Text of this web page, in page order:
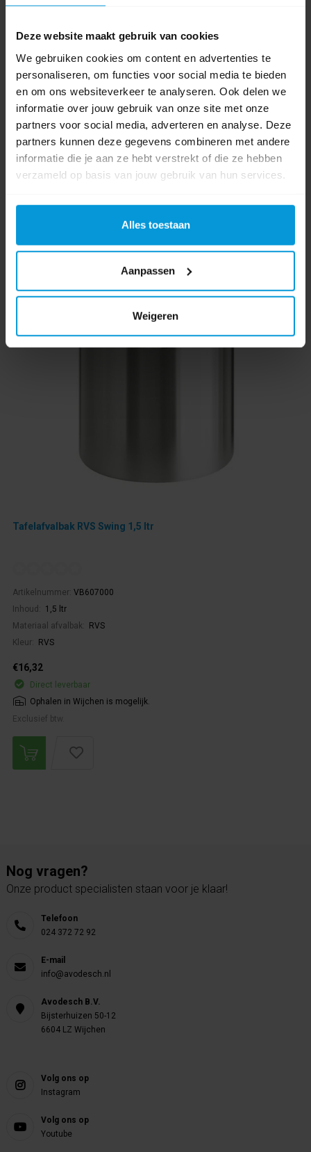
Deze website maakt gebruik van cookies
We gebruiken cookies om content en advertenties te
personaliseren, om functies voor social media te bieden
en om ons websiteverkeer te analyseren. Ook delen we
informatie over jouw gebruik van onze site met onze
partners voor social media, adverteren en analyse. Deze
partners kunnen deze gegevens combineren met andere
informatie die je aan ze hebt verstrekt of die ze hebben
verzameld op basis van jouw gebruik van hun services.
Alles toestaan
Aanpassen
Weigeren
Inhoud: 1,5 ltr
Materiaal afvalbak: Kunststof
Kleur: Zwart
€9,62
Ophalen in Wijchen is mogelijk.
Exclusief btw.
Tafelafvalbak RVS Swing 1,5 ltr
Artikelnummer: VB607000
Inhoud:
1,5 ltr
Materiaal afvalbak:
RVS
Kleur:
RVS
€16,32
Direct leverbaar
Ophalen in Wijchen is mogelijk.
Exclusief btw.
Nog vragen?
Onze product specialisten staan voor je klaar!
Telefoon
024 372 72 92
E-mail
info@avodesch.nl
Avodesch B.V.
Bijsterhuizen 50-12
6604 LZ Wijchen
Volg ons op
Instagram
Volg ons op
Youtube